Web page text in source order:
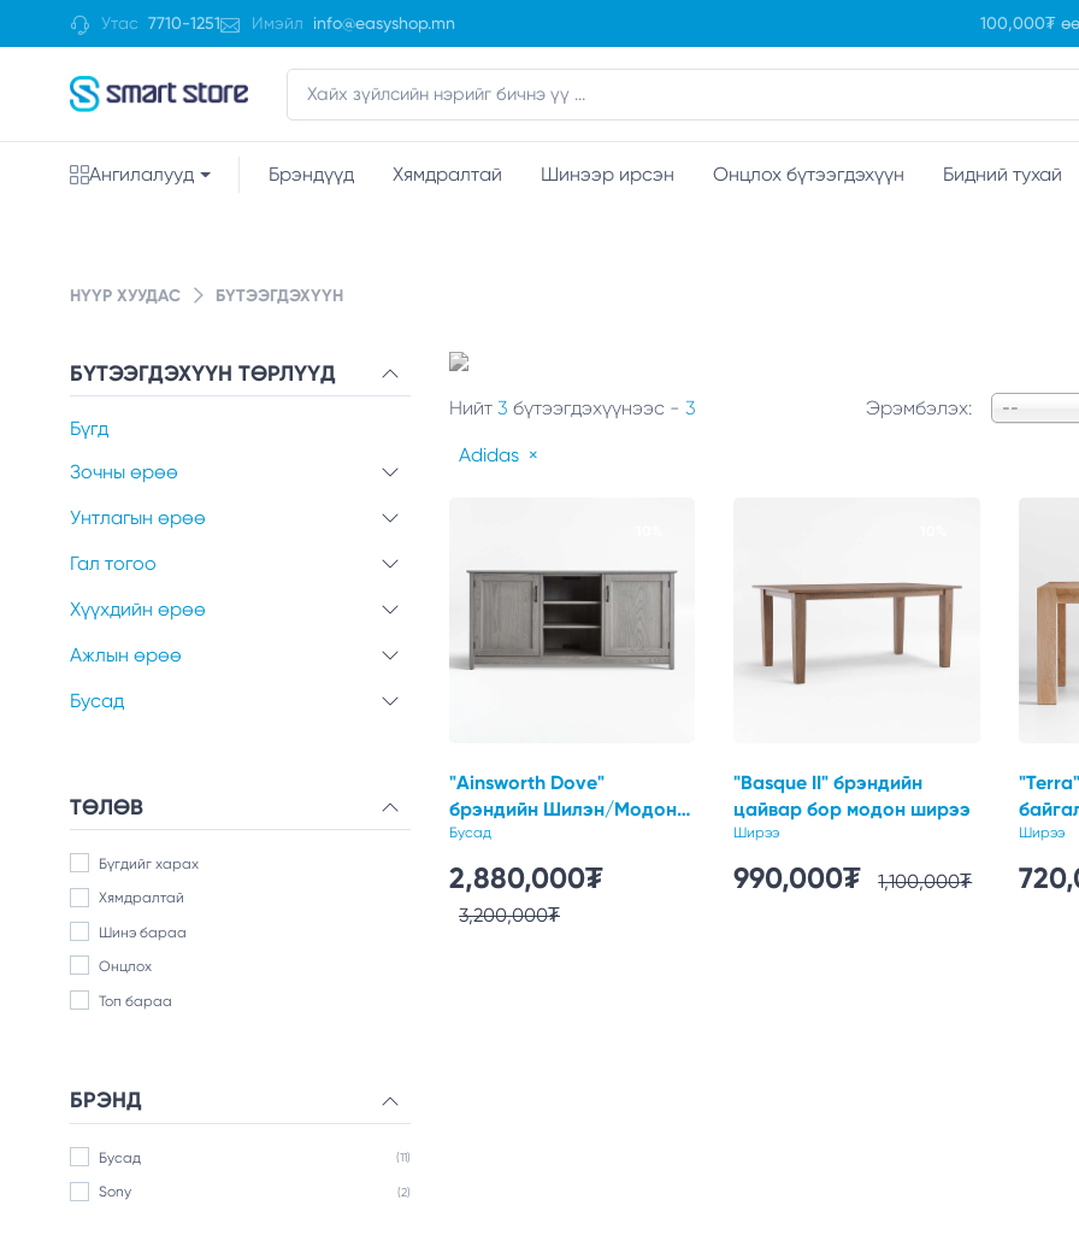
Утас 7710-1251 Имэйл info@easyshop.mn 100,000₮
Ангилалууд Брэндүүд Хямдралтай Шинээр ирсэн Онцлох бүтээгдэхүүн Бидний тухай
НҮҮР ХУУДАС БҮТЭЭГДЭХҮҮН
БҮТЭЭГДЭХҮҮН ТӨРЛҮҮД
Бүгд
Зочны өрөө
Унтлагын өрөө
Гал тогоо
Хүүхдийн өрөө
Ажлын өрөө
Бусад
ТӨЛӨВ
Бүгдийг харах
Хямдралтай
Шинэ бараа
Онцлох
Топ бараа
БРЭНД
Бусад (11)
Sony (2)
Нийт 3 бүтээгдэхүүнээс - 3 Эрэмбэлэх: --
Adidas ×
"Ainsworth Dove"
брэндийн Шилэн/Модон
хаалгатай тавиур
Бусад
2,880,000₮
3,200,000₮
"Basque II" брэндийн
цайвар бор модон ширээ
Ширээ
990,000₮ 1,100,000₮
Ширээ